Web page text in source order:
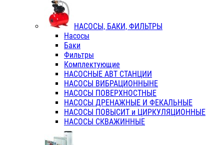
НАСОСЫ, БАКИ, ФИЛЬТРЫ
Насосы
Баки
Фильтры
Комплектующие
НАСОСНЫЕ АВТ СТАНЦИИ
НАСОСЫ ВИБРАЦИОННЫНЕ
НАСОСЫ ПОВЕРХНОСТНЫЕ
НАСОСЫ ДРЕНАЖНЫЕ И ФЕКАЛЬНЫЕ
НАСОСЫ ПОВЫСИТ и ЦИРКУЛЯЦИОННЫЕ
НАСОСЫ СКВАЖИННЫЕ